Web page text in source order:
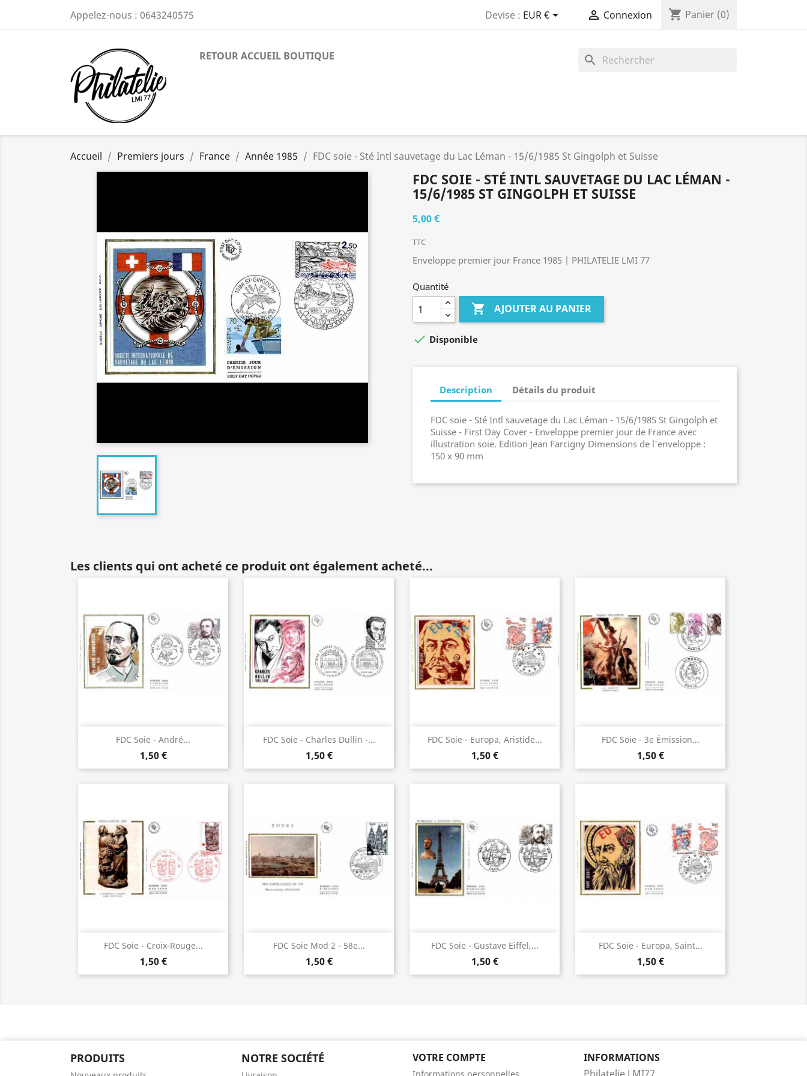
Appelez-nous : 0643240575 Devise : EUR €  Connexion shopping_cart Panier (0)
RETOUR ACCUEIL BOUTIQUE search
Accueil Premiers jours France Année 1985 FDC soie - Sté Intl sauvetage du Lac Léman - 15/6/1985 St Gingolph et Suisse
FDC SOIE - STÉ INTL SAUVETAGE DU LAC LÉMAN -
15/6/1985 ST GINGOLPH ET SUISSE
5,00 €
TTC
Enveloppe premier jour France 1985 | PHILATELIE LMI 77
Quantité
 AJOUTER AU PANIER
 Disponible
Description Détails du produit
FDC soie - Sté Intl sauvetage du Lac Léman - 15/6/1985 St Gingolph et
Suisse - First Day Cover - Enveloppe premier jour de France avec
illustration soie. Edition Jean Farcigny Dimensions de l'enveloppe :
150 x 90 mm
Les clients qui ont acheté ce produit ont également acheté...
FDC Soie - André...
1,50 €
Aperçu rapide FDC Soie - Charles Dullin -...
1,50 €
Aperçu rapide FDC Soie - Europa, Aristide...
1,50 €
Aperçu rapide FDC Soie - 3e Émission...
1,50 €
Aperçu rapide
FDC Soie - Croix-Rouge...
1,50 €
Aperçu rapide FDC Soie Mod 2 - 58e...
1,50 €
Aperçu rapide FDC Soie - Gustave Eiffel,...
1,50 €
Aperçu rapide FDC Soie - Europa, Saint...
1,50 €
Aperçu rapide
PRODUITS NOTRE SOCIÉTÉ VOTRE COMPTE
INFORMATIONS